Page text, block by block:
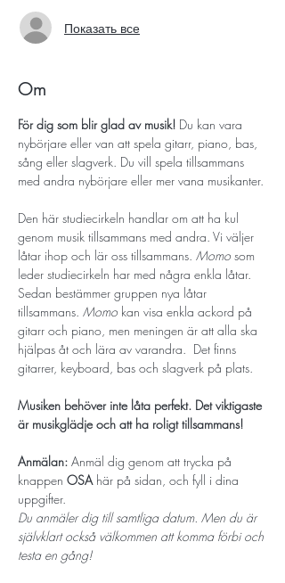
Показать все
Om
För dig som blir glad av musik! Du kan vara
nybörjare eller van att spela gitarr, piano, bas,
sång eller slagverk. Du vill spela tillsammans
med andra nybörjare eller mer vana musikanter.
Den här studiecirkeln handlar om att ha kul
genom musik tillsammans med andra. Vi väljer
låtar ihop och lär oss tillsammans. Momo som
leder studiecirkeln har med några enkla låtar.
Sedan bestämmer gruppen nya låtar
tillsammans. Momo kan visa enkla ackord på
gitarr och piano, men meningen är att alla ska
hjälpas åt och lära av varandra.  Det finns
gitarrer, keyboard, bas och slagverk på plats.
Musiken behöver inte låta perfekt. Det viktigaste
är musikglädje och att ha roligt tillsammans!
Anmälan: Anmäl dig genom att trycka på
knappen OSA här på sidan, och fyll i dina
uppgifter.
Du anmäler dig till samtliga datum. Men du är
självklart också välkommen att komma förbi och
testa en gång!